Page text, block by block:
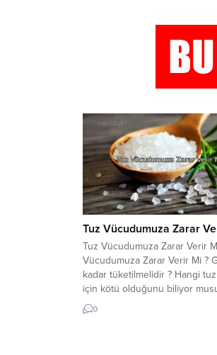
Tuz Vücudumuza Zarar
Tuz Vücudumuza Zarar Verir
Vücudumuza Zarar Verir Mi ?
kadar tüketilmelidir ? Hangi
için kötü olduğunu biliyor
makalede tuzla ilgili gerçekleri
Tuz vücuda nasıl zarar verir?
0